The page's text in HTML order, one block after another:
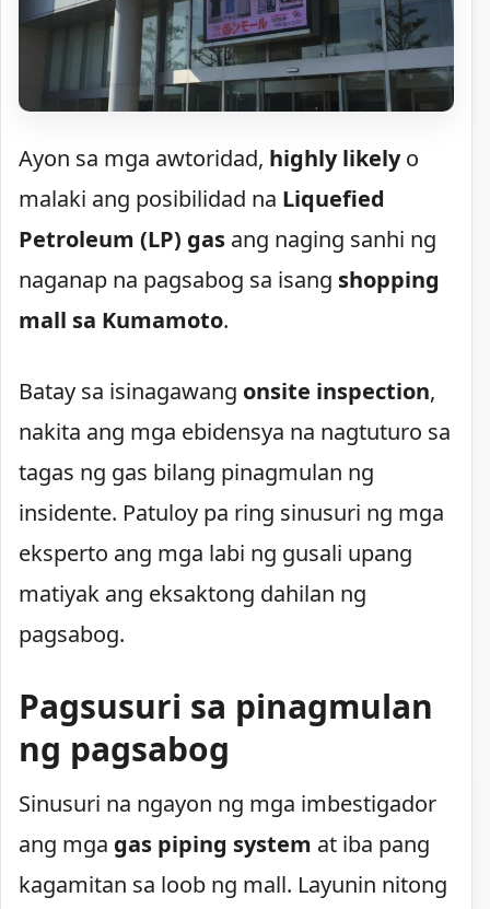
Ayon sa mga awtoridad, highly likelyo
malaki ang posibilidad na Liquefied
Petroleum (LP) gas ang naging sanhi ng
naganap na pagsabog sa isang shopping
mall sa Kumamoto.
Batay sa isinagawang onsite inspection,
nakita ang mga ebidensya na nagtuturo sa
tagas ng gas bilang pinagmulan ng
insidente. Patuloy pa ring sinusuri ng mga
eksperto ang mga labi ng gusali upang
matiyak ang eksaktong dahilan ng
pagsabog.
Pagsusuri sa pinagmulan
ng pagsabog
Sinusuri na ngayon ng mga imbestigador
ang mga gas piping system at iba pang
kagamitan sa loob ng mall. Layunin nitong